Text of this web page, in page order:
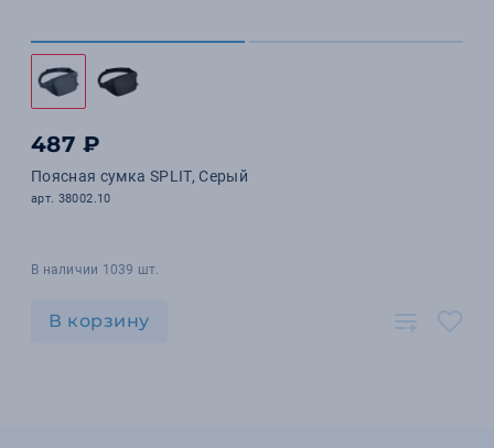
487 ₽
Поясная сумка SPLIT, Серый
арт. 38002.10
В наличии 1039 шт.
В корзину